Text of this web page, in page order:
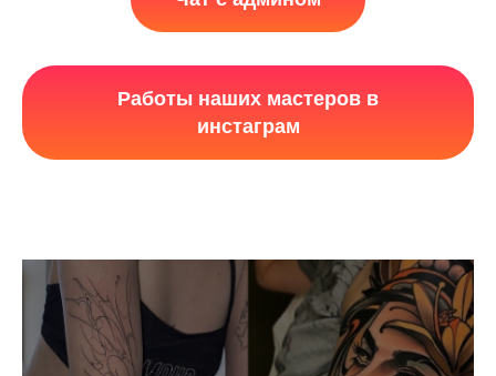
Работы наших мастеров в
инстаграм